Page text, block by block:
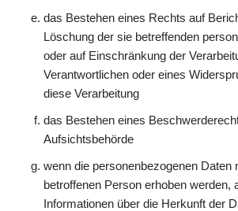
das Bestehen eines Rechts auf
Löschung der sie betreffenden
oder auf Einschränkung der
Verantwortlichen oder eines
diese Verarbeitung
das Bestehen eines
Aufsichtsbehörde
wenn die personenbezogenen Daten
betroffenen Person erhoben werden,
Informationen über die Herkunft der